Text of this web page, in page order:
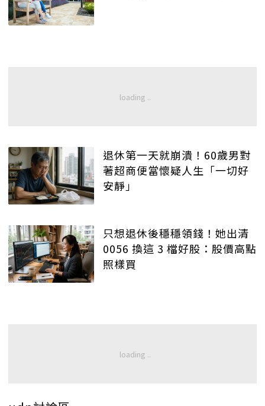
退休第一天就崩潰！60歲男對
著超商便當懷疑人生「一切好
安靜」
只想退休後穩穩領錢！她出清
0056 換這 3 檔好股：股價高點
照樣買